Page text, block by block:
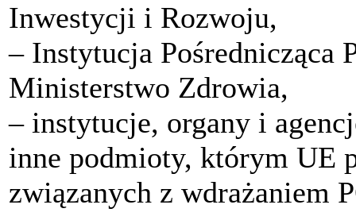
Inwestycji i Rozwoju,
‒ Instytucja Pośrednicząca
Ministerstwo Zdrowia,
‒ instytucje, organy i
inne podmioty, którym UE
związanych z wdrażaniem